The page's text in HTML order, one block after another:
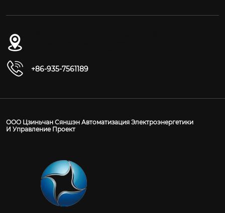
+86-935-7561189
ООО Цзиньчан Сяншэн Автоматизация Электроэнергетики
И Управление Проект